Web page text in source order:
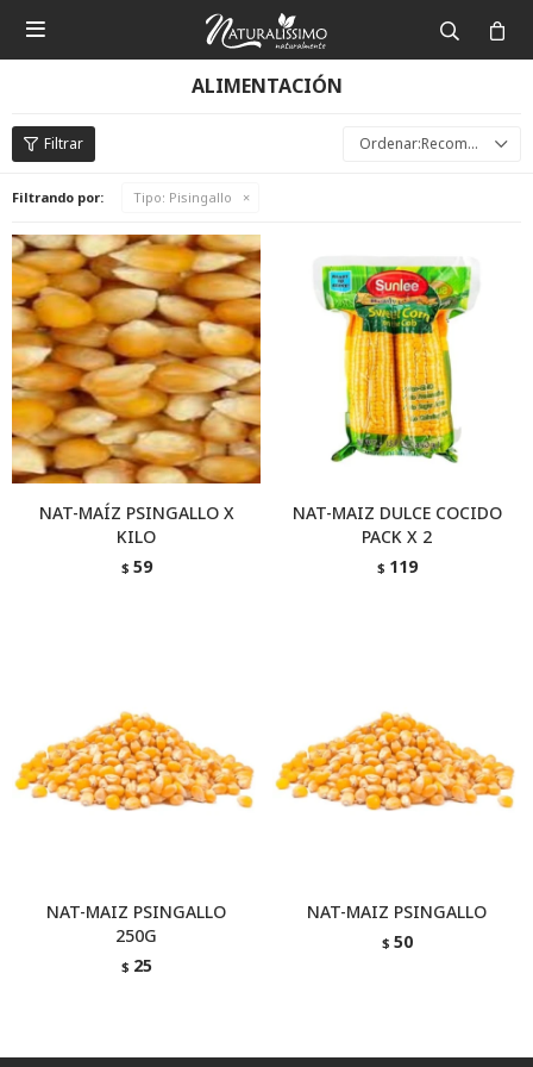

ALIMENTACIÓN
Recomendados
Filtrando por: Tipo: Pisingallo
NAT-MAÍZ PSINGALLO X
KILO
$ 59
NAT-MAIZ DULCE COCIDO
PACK X 2
$ 119
NAT-MAIZ PSINGALLO
250G
$ 25
NAT-MAIZ PSINGALLO
$ 50